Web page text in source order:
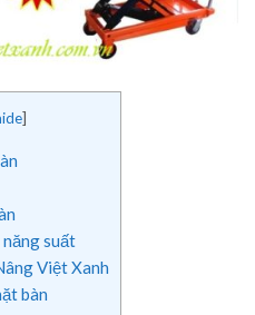
]
suất
Việt Xanh
bàn